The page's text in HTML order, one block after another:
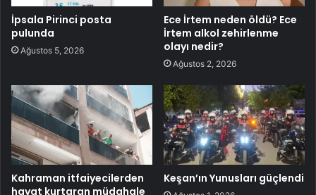
İpsala Pirinci posta
pulunda
Ağustos 5, 2026
Ece İrtem neden öldü? Ece
İrtem alkol zehirlenme
olayı nedir?
Ağustos 2, 2026
Kahraman itfaiyecilerden
hayat kurtaran müdahale
Keşan’ın Yunusları güçlendi